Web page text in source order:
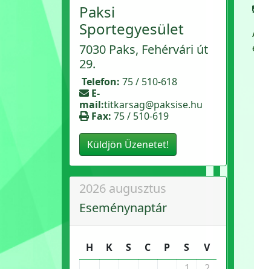
Paksi
Sportegyesület
7030 Paks, Fehérvári út
29.
Telefon: 75 / 510-618
E-
mail:titkarsag@paksise.hu
Fax: 75 / 510-619
Küldjön Üzenetet!
2026 augusztus
Eseménynaptár
H K S C P S
V